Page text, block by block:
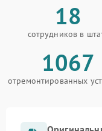
18
сотрудников в
1067
отремонтированных